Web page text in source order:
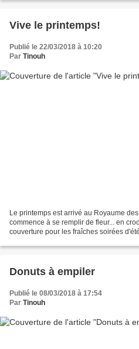
Vive le printemps!
Publié le 22/03/2018 à 10:20
Par Tinouh
Le printemps est arrivé au Royaume
commence à se remplir de fleur... en
couverture pour les fraîches soirées
Donuts à empiler
Publié le 08/03/2018 à 17:54
Par Tinouh